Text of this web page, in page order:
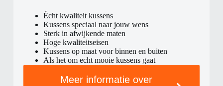
Écht kwaliteit kussens
Kussens speciaal naar jouw wens
Sterk in afwijkende maten
Hoge kwaliteitseisen
Kussens op maat voor binnen en buiten
Als het om echt mooie kussens gaat
Meer informatie over